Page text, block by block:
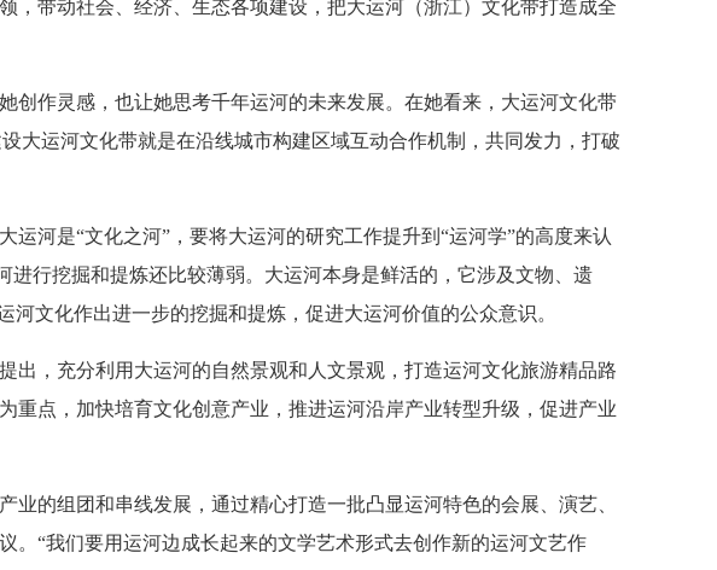
，带动社会、经济、生态各项建设，把大运河（浙江）文化带打造成全
作灵感，也让她思考千年运河的未来发展。在她看来，大运河文化带
大运河文化带就是在沿线城市构建区域互动合作机制，共同发力，打破
河是“文化之河”，要将大运河的研究工作提升到“运河学”的高度来认
行挖掘和提炼还比较薄弱。大运河本身是鲜活的，它涉及文物、遗
文化作出进一步的挖掘和提炼，促进大运河价值的公众意识。
，充分利用大运河的自然景观和人文景观，打造运河文化旅游精品路
点，加快培育文化创意产业，推进运河沿岸产业转型升级，促进产业
的组团和串线发展，通过精心打造一批凸显运河特色的会展、演艺、
。“我们要用运河边成长起来的文学艺术形式去创作新的运河文艺作